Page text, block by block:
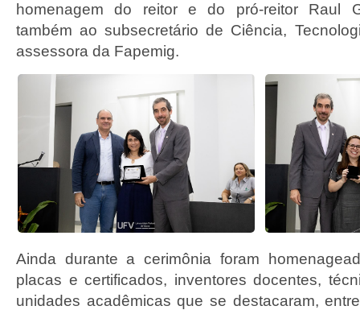
homenagem do reitor e do pró-reitor Raul
também ao subsecretário de Ciência,
assessora da Fapemig.
Ainda durante a cerimônia foram
placas e certificados, inventores docentes,
unidades acadêmicas que se destacaram,